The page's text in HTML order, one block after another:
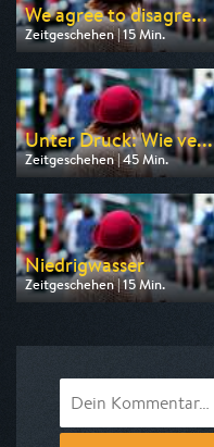
We agree to disagre...
Zeitgeschehen | 15 Min.
Ausgestrahlt von Phoenix
am 12.08.2026, 13:15
Unter Druck: Wie ve...
Zeitgeschehen | 45 Min.
Ausgestrahlt von Phoenix
am 10.08.2026, 11:15
Niedrigwasser
Zeitgeschehen | 15 Min.
Ausgestrahlt von Phoenix